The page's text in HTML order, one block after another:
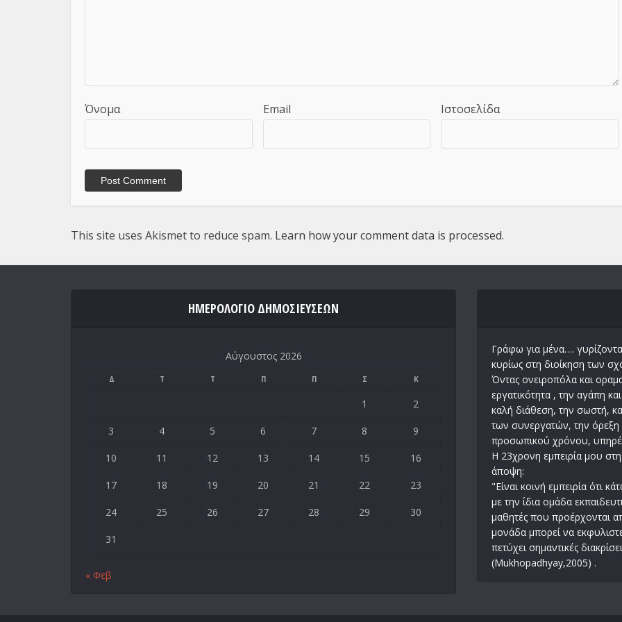
Όνομα Email Ιστοσελίδα
This site uses Akismet to reduce spam. Learn how your comment data is processed.
ΗΜΕΡΟΛΌΓΙΟ ΔΗΜΟΣΙΕΎΣΕΩΝ
Αύγουστος 2026
Δ Τ Τ Π Π Σ Κ
1 2
3 4 5 6 7 8 9
10 11 12 13 14 15 16
17 18 19 20 21 22 23
24 25 26 27 28 29 30
31
« Φεβ
Γράφω για μένα….
κυρίως στη διοίκηση των
Όντας ονειροπόλα και
εργατικότητα , την αγάπη
καλή διάθεση, την σωστή,
των συνεργατών, την όρεξη
προσωπικού χρόνου,
Η 23χρονη εμπειρία μου
άποψη:
"Είναι κοινή εμπειρία ότι
με την ίδια ομάδα
μαθητές που προέρχονται
μονάδα μπορεί να
πετύχει σημαντικές
(Mukhopadhyay,2005) .